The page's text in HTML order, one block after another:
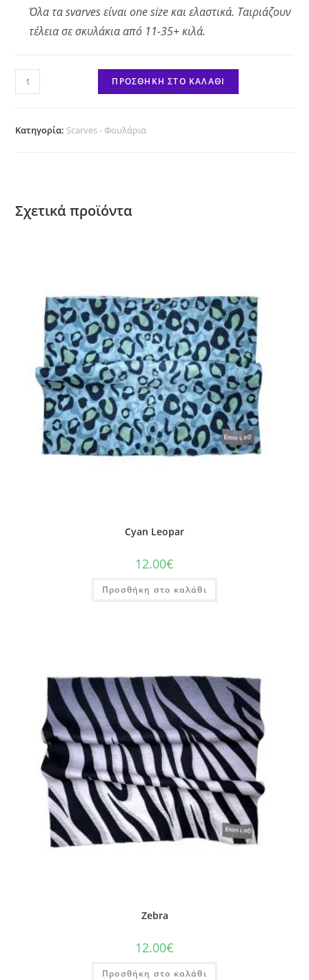
Όλα τα svarves είναι one size και ελαστικά. Ταιριάζουν
τέλεια σε σκυλάκια από 11-35+ κιλά.
Sky
ποσότητα
ΠΡΟΣΘΉΚΗ ΣΤΟ ΚΑΛΆΘΙ
Κατηγορία: Scarves - Φουλάρια
Σχετικά προϊόντα
Cyan Leopar
12.00€
Προσθήκη στο καλάθι
Zebra
12.00€
Προσθήκη στο καλάθι